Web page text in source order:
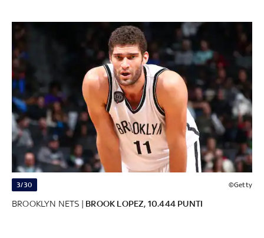
3/30 ©Getty
BROOKLYN NETS | BROOK LOPEZ, 10.444 PUNTI